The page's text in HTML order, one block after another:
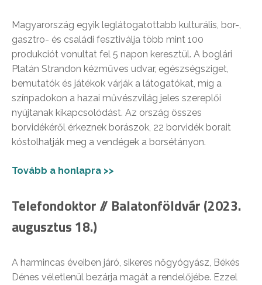
Magyarország egyik leglátogatottabb kulturális, bor-,
gasztro- és családi fesztiválja több mint 100
produkciót vonultat fel 5 napon keresztül. A boglári
Platán Strandon kézműves udvar, egészségsziget,
bemutatók és játékok várják a látogatókat, míg a
színpadokon a hazai művészvilág jeles szereplői
nyújtanak kikapcsolódást. Az ország összes
borvidékéről érkeznek borászok, 22 borvidék borait
kóstolhatják meg a vendégek a borsétányon.
Tovább a honlapra >>
Telefondoktor // Balatonföldvár (2023.
augusztus 18.)
A harmincas éveiben járó, sikeres nőgyógyász, Békés
Dénes véletlenül bezárja magát a rendelőjébe. Ezzel